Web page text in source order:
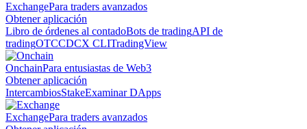
ExchangePara traders avanzados
Obtener aplicación
Libro de órdenes al contadoBots de tradingAPI de
tradingOTCCDCX CLITradingView
OnchainPara entusiastas de Web3
Obtener aplicación
IntercambiosStakeExaminar DApps
ExchangePara traders avanzados